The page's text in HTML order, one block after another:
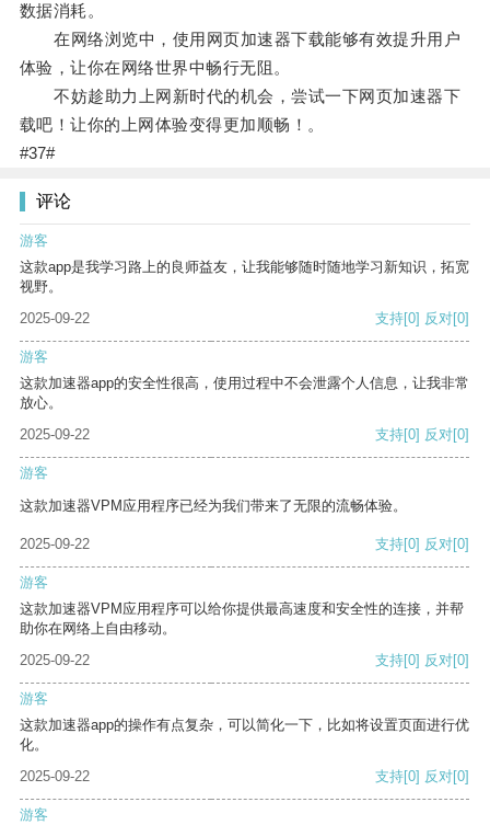
数据消耗。
在网络浏览中，使用网页加速器下载能够有效提升用户
体验，让你在网络世界中畅行无阻。
不妨趁助力上网新时代的机会，尝试一下网页加速器下
载吧！让你的上网体验变得更加顺畅！。
#37#
评论
游客
这款app是我学习路上的良师益友，让我能够随时随地学习新知识，拓宽
视野。
2025-09-22
支持[0] 反对[0]
游客
这款加速器app的安全性很高，使用过程中不会泄露个人信息，让我非常
放心。
2025-09-22
支持[0] 反对[0]
游客
这款加速器VPM应用程序已经为我们带来了无限的流畅体验。
2025-09-22 支持[0] 反对[0]
游客
这款加速器VPM应用程序可以给你提供最高速度和安全性的连接，并帮
助你在网络上自由移动。
2025-09-22
支持[0] 反对[0]
游客
这款加速器app的操作有点复杂，可以简化一下，比如将设置页面进行优
化。
2025-09-22
支持[0] 反对[0]
游客